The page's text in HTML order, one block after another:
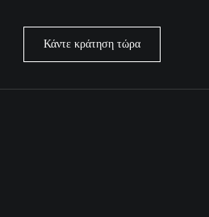
Κάντε κράτηση τώρα